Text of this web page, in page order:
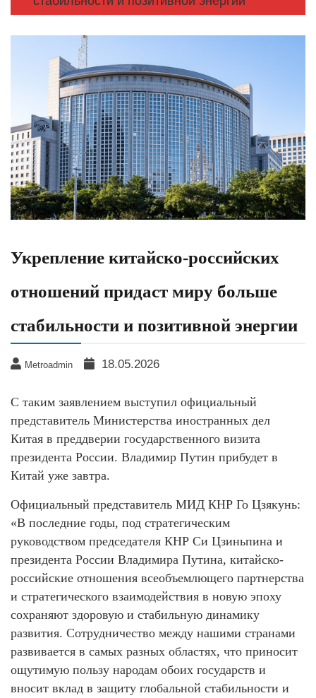
Укрепление китайско-российских
отношений придаcт миру больше
стабильности и позитивной энергии
Metroadmin 18.05.2026
С таким заявлением выступил официальный
представитель Министерства иностранных дел
Китая в преддверии государственного визита
президента России. Владимир Путин прибудет в
Китай уже завтра.
Официальный представитель МИД КНР Го Цзякунь:
«В последние годы, под стратегическим
руководством председателя КНР Си Цзиньпина и
президента России Владимира Путина, китайско-
российские отношения всеобъемлющего партнерства
и стратегического взаимодействия в новую эпоху
сохраняют здоровую и стабильную динамику
развития. Сотрудничество между нашими странами
развивается в самых разных областях, что приносит
ощутимую пользу народам обоих государств и
вносит вклад в защиту глобальной стабильности и